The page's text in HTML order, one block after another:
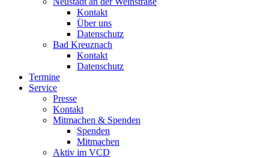
Kontakt
Über uns
Datenschutz
Bad Kreuznach
Kontakt
Datenschutz
Termine
Service
Presse
Kontakt
Mitmachen & Spenden
Spenden
Mitmachen
Aktiv im VCD